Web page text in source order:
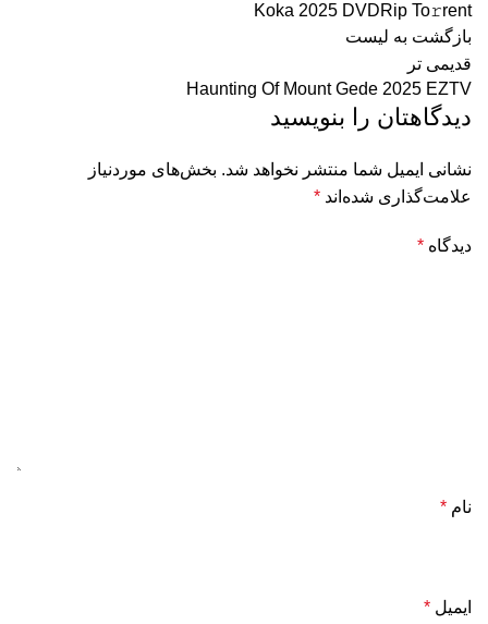
Koka 2025 DVDRip To𝚛rent
بازگشت به لیست
قدیمی تر
Haunting Of Mount Gede 2025 EZTV
دیدگاهتان را بنویسید
نشانی ایمیل شما منتشر نخواهد شد. بخش‌های موردنیاز
علامت‌گذاری شده‌اند *
دیدگاه *
نام *
ایمیل *